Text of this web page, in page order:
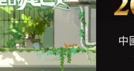
【 第404期 】從創意到實踐 數媒系學生於
【 第404期 】以品格奠基、用領導領航：
【 第404期 】此夏，向未來！ 中國科大新
領航AI創先例！ 數媒系錄音室獲「杜比全